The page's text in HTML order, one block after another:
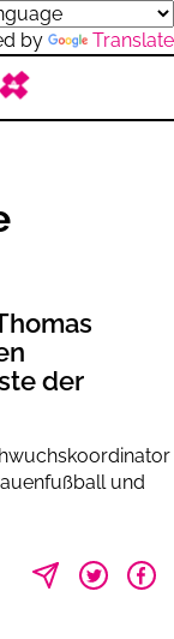
by Translate
der